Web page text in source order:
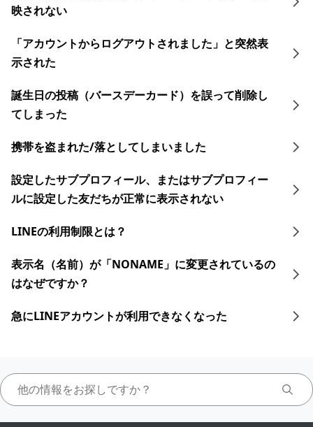
映されない
「アカウントからログアウトされました」と突然表
示された
誕生日の投稿（バースデーカード）を誤って削除し
てしまった
携帯を盗まれた/落としてしまいました
設定したサブプロフィール、またはサブプロフィー
ルに設定した友だちが正常に表示されない
LINEの利用制限とは？
表示名（名前）が「NONAME」に変更されているの
はなぜですか？
急にLINEアカウントが利用できなくなった